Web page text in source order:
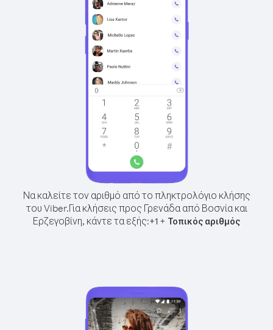
Να καλείτε τον αριθμό από το πληκτρολόγιο κλήσης
του Viber.Για κλήσεις προς Γρενάδα από Βοσνία και
Ερζεγοβίνη, κάντε τα εξής:+1 + Τοπικός αριθμός